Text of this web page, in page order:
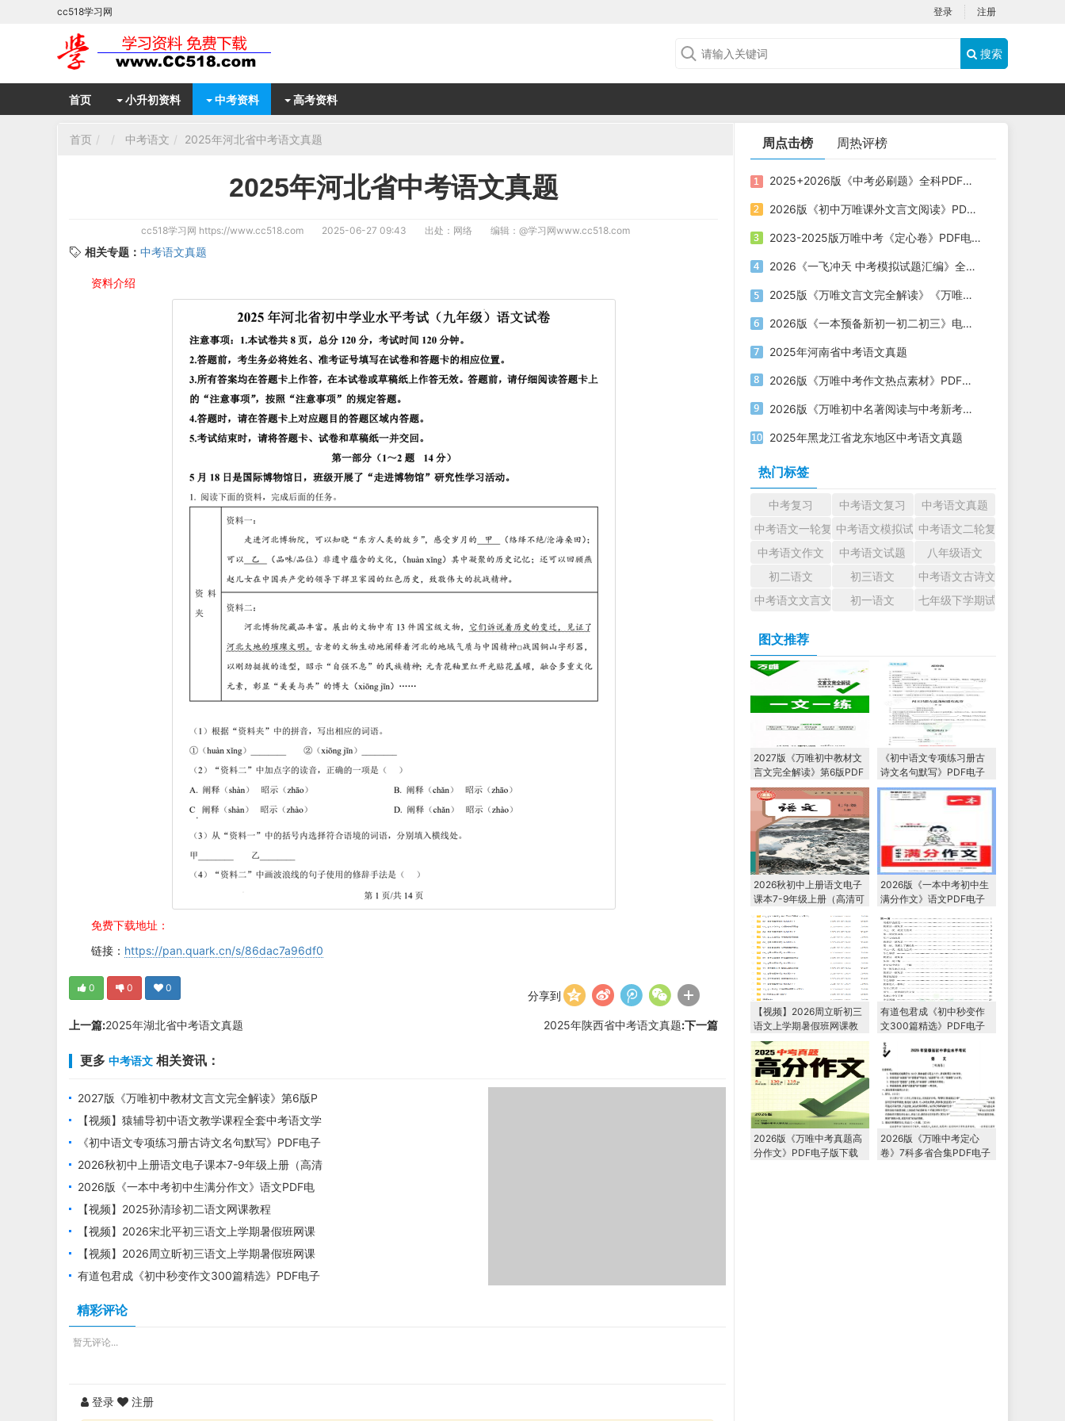
cc518学习网 登录 注册
搜索
首页 小升初资料 中考资料 高考资料
首页 中考语文 2025年河北省中考语文真题
2025年河北省中考语文真题
cc518学习网 https://www.cc518.com 2025-06-27 09:43 出处：网络 编辑： @学习网www.cc518.com
相关专题： 中考语文真题
资料介绍
免费下载地址：
链接： https://pan.quark.cn/s/86dac7a96df0
分享到
0 0 0
上一篇:2025年湖北省中考语文真题 2025年陕西省中考语文真题:下一篇
更多 中考语文 相关资讯：
2027版《万唯初中教材文言文完全解读》第6版P
DF电子版下载
【视频】猿辅导初中语文教学课程全套中考语文学
习资料
《初中语文专项练习册古诗文名句默写》PDF电子
版下载
2026秋初中上册语文电子课本7-9年级上册（高清
可下载）
2026版《一本中考初中生满分作文》语文PDF电
子版下载
【视频】2025孙清珍初二语文网课教程
【视频】2026宋北平初三语文上学期暑假班网课
教程
【视频】2026周立昕初三语文上学期暑假班网课
教程
有道包君成《初中秒变作文300篇精选》PDF电子
精彩评论
暂无评论...
登录 注册
周点击榜 周热评榜
2025+2026版《中考必刷题》全科PDF电子版下载
2026版《初中万唯课外文言文阅读》PDF电子版下载
2023-2025版万唯中考《定心卷》PDF电子版下载
2026《一飞冲天 中考模拟试题汇编》全科PDF电子版下载
2025版《万唯文言文完全解读》《万唯中考古诗文60篇》PDF电子版下载
2026版《一本预备新初一初二初三》电子版下载打印 2024+2025版
2025年河南省中考语文真题
2026版《万唯中考作文热点素材》PDF电子版下载
2026版《万唯初中名著阅读与中考新考法》PDF电子版下载
2025年黑龙江省龙东地区中考语文真题
热门标签
中考复习 中考语文复习
中考语文真题
中考语文一轮复习中考语文模拟试题中考语文二轮复习
中考语文作文
中考语文试题
八年级语文
初二语文
初三语文
中考语文古诗文
中考语文文言文
初一语文 七年级下学期试题
图文推荐
2027版《万唯初中教材文
言文完全解读》第6版PDF
电子版下载
《初中语文专项练习册古
诗文名句默写》PDF电子
版下载
2026秋初中上册语文电子
课本7-9年级上册（高清可
下载）
2026版《一本中考初中生
满分作文》语文PDF电子
【视频】2026周立昕初三
语文上学期暑假班网课教
程
有道包君成《初中秒变作
文300篇精选》PDF电子
版下载
2026版《万唯中考真题高
分作文》PDF电子版下载
2026版《万唯中考定心
卷》7科多省合集PDF电子